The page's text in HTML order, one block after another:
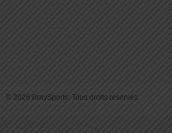
© 2026 BraySports. Tous droits reservés.